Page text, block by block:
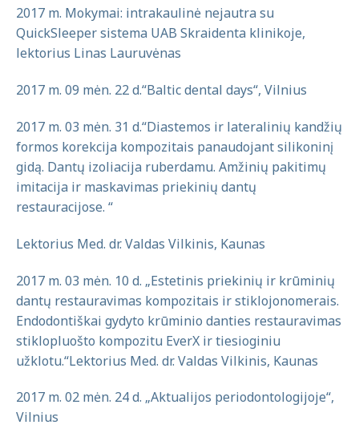
2017 m. Mokymai: intrakaulinė nejautra su
QuickSleeper sistema UAB Skraidenta klinikoje,
lektorius Linas Lauruvėnas
2017 m. 09 mėn. 22 d.“Baltic dental days“, Vilnius
2017 m. 03 mėn. 31 d.“Diastemos ir lateralinių kandžių
formos korekcija kompozitais panaudojant silikoninį
gidą. Dantų izoliacija ruberdamu. Amžinių pakitimų
imitacija ir maskavimas priekinių dantų
restauracijose. “
Lektorius Med. dr. Valdas Vilkinis, Kaunas
2017 m. 03 mėn. 10 d. „Estetinis priekinių ir krūminių
dantų restauravimas kompozitais ir stiklojonomerais.
Endodontiškai gydyto krūminio danties restauravimas
stiklopluošto kompozitu EverX ir tiesioginiu
užklotu.“Lektorius Med. dr. Valdas Vilkinis, Kaunas
2017 m. 02 mėn. 24 d. „Aktualijos periodontologijoje“,
Vilnius